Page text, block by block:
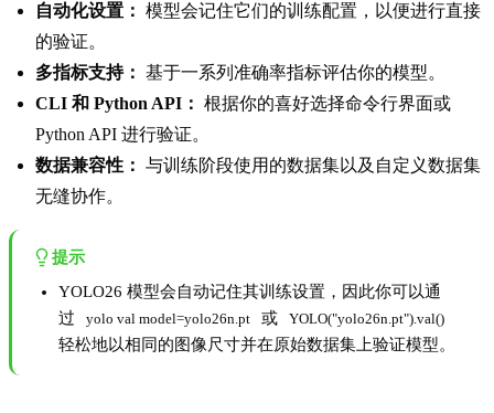
自动化设置： 模型会记住它们的训练配置，以便进行直接
的验证。
多指标支持： 基于一系列准确率指标评估你的模型。
CLI 和 Python API： 根据你的喜好选择命令行界面或
Python API 进行验证。
数据兼容性： 与训练阶段使用的数据集以及自定义数据集
无缝协作。
提示
YOLO26 模型会自动记住其训练设置，因此你可以通
过
yolo val model=yolo26n.pt 或 YOLO("yolo26n.pt").val()
轻松地以相同的图像尺寸并在原始数据集上验证模型。